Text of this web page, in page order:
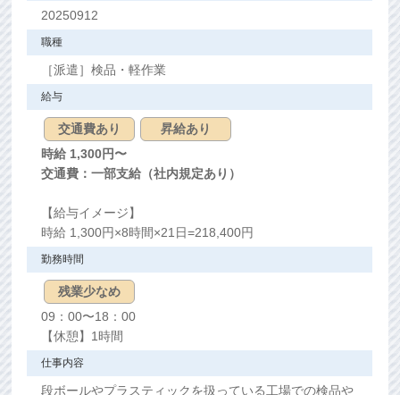
20250912
職種
［派遣］検品・軽作業
給与
交通費あり
昇給あり
時給 1,300円〜
交通費：一部支給（社内規定あり）
【給与イメージ】
時給 1,300円×8時間×21日=218,400円
勤務時間
残業少なめ
09：00〜18：00
【休憩】 1時間
仕事内容
段ボールやプラスティックを扱っている工場での検品や